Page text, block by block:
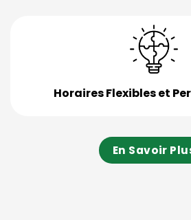
Horaires Flexibles et
En Savoir